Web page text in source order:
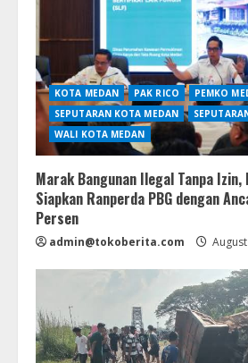
KOTA MEDAN PAK RICO
PEMKO
SEPUTARAN KOTA MEDAN
WALI KOTA MEDAN
Marak Bangunan Ilegal Tanpa Izin,
Siapkan Ranperda PBG dengan
Persen
admin@tokoberita.com